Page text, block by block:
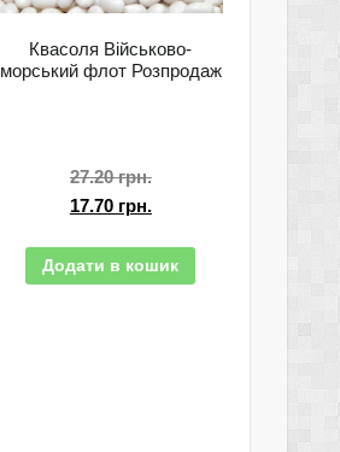
Квасоля Військово-
морський флот Розпродаж
27.20грн.
17.70 грн.
Додати в кошик